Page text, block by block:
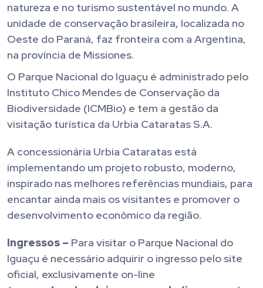
natureza e no turismo sustentável no mundo. A
unidade de conservação brasileira, localizada no
Oeste do Paraná, faz fronteira com a Argentina,
na província de Missiones.
O Parque Nacional do Iguaçu é administrado pelo
Instituto Chico Mendes de Conservação da
Biodiversidade (ICMBio) e tem a gestão da
visitação turística da Urbia Cataratas S.A.
A concessionária Urbia Cataratas está
implementando um projeto robusto, moderno,
inspirado nas melhores referências mundiais, para
encantar ainda mais os visitantes e promover o
desenvolvimento econômico da região.
Ingressos – Para visitar o Parque Nacional do
Iguaçu é necessário adquirir o ingresso pelo site
oficial, exclusivamente on-line